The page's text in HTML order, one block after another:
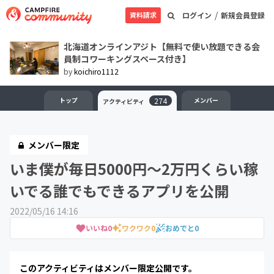
ログイン / 新規会員登録
資料請求
北海道オンラインアジト【無料で使い放題できる会
員制コワーキングスペース付き】
bykoichiro1112
トップ アクティビティ 274 メンバー
メンバー限定
いま僕が毎日5000円〜2万円くらい稼
いでる誰でもできるアプリを公開
2022/05/16 14:16
いいね0 ワクワク0 おめでと0
このアクティビティはメンバー限定公開です。